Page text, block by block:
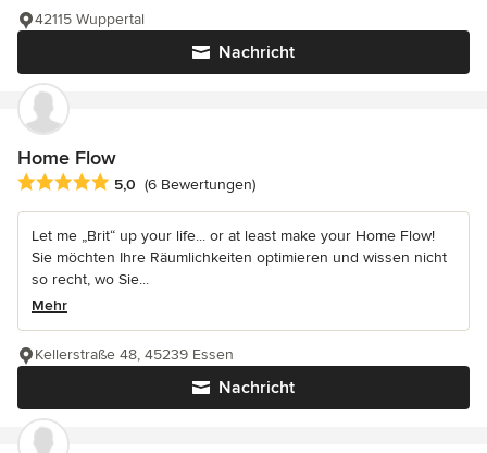
Nachricht
42115 Wuppertal
Home Flow
Durchschnittliche Bewertung: 5 von 5 Sternen
5,0 (6 Bewertungen)
Let me „Brit“ up your life... or at least make your Home Flow!
Sie möchten Ihre Räumlichkeiten optimieren und wissen nicht
so recht, wo Sie...
Mehr
Nachricht
Kellerstraße 48, 45239 Essen